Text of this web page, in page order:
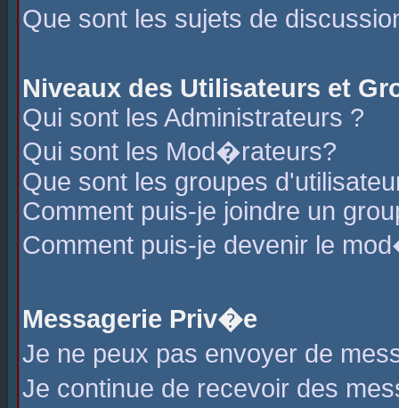
Que sont les sujets de
Niveaux des Utilisateurs et
Qui sont les Administrateurs ?
Qui sont les Mod�rateurs?
Que sont les groupes
Comment puis-je joindre un
Comment puis-je devenir le
Messagerie Priv�e
Je ne peux pas envoyer de
Je continue de recevoir des